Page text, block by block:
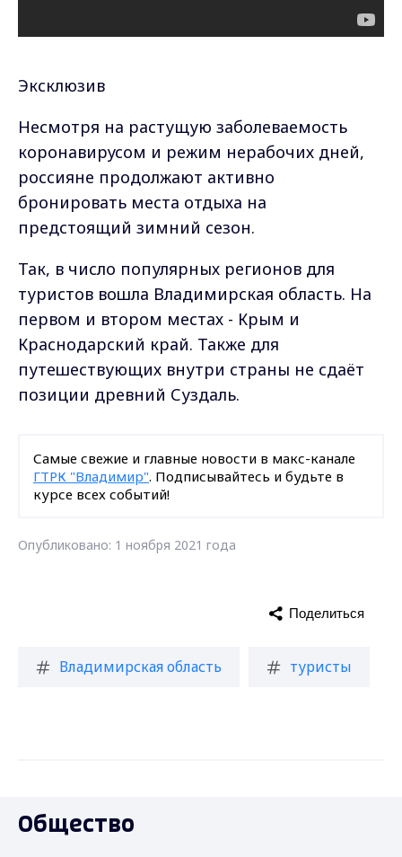
Эксклюзив
Несмотря на растущую заболеваемость
коронавирусом и режим нерабочих дней,
россияне продолжают активно
бронировать места отдыха на
предстоящий зимний сезон.
Так, в число популярных регионов для
туристов вошла Владимирская область. На
первом и втором местах - Крым и
Краснодарский край. Также для
путешествующих внутри страны не сдаёт
позиции древний Суздаль.
Самые свежие и главные новости в макс-канале
ГТРК "Владимир". Подписывайтесь и будьте в
курсе всех событий!
Опубликовано: 1 ноября 2021 года
Владимирская область туристы
Поделиться
Общество